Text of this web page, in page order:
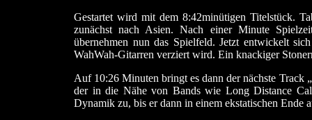
Gestartet wird mit dem 8:42minütigen Titelstück.
zunächst nach Asien. Nach einer Minute
übernehmen nun das Spielfeld. Jetzt entwickelt
WahWah-Gitarren verziert wird. Ein knackiger
Auf 10:26 Minuten bringt es dann der nächste Track
der in die Nähe von Bands wie Long Distance
Dynamik zu, bis er dann in einem ekstatischen Ende